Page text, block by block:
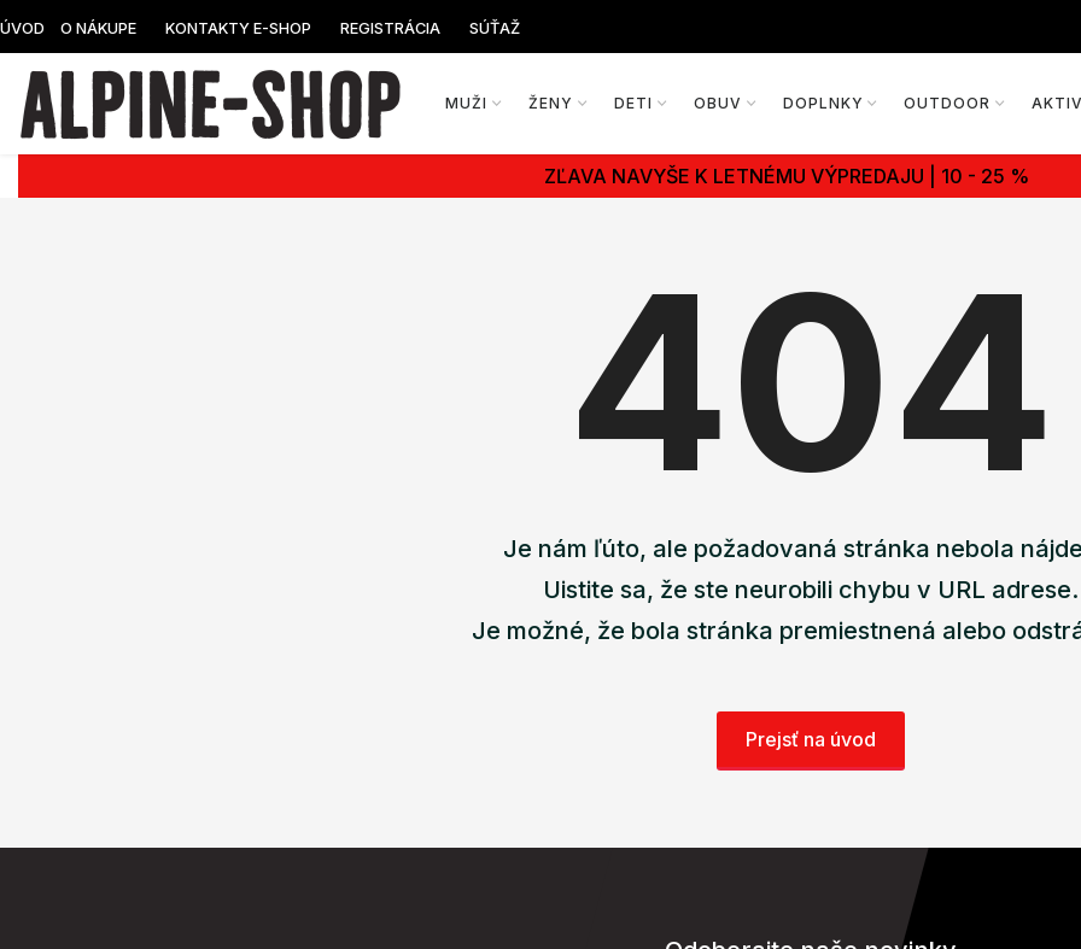
ÚVOD O NÁKUPE KONTAKTY E-SHOP REGISTRÁCIA SÚŤAŽ
MUŽI ŽENY DETI OBUV DOPLNKY OUTDOOR
ZĽAVA NAVYŠE K LETNÉMU VÝPREDAJU | 10 - 25 %
404
Je nám ľúto, ale požadovaná stránka nebola
Uistite sa, že ste neurobili chybu v URL adrese.
Je možné, že bola stránka premiestnená alebo
Prejsť na úvod